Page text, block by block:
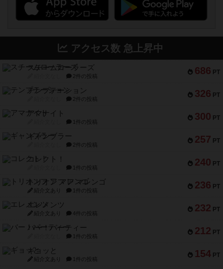
アクセス数 急上昇中
686 PT
スチームローラーズ
2件の投稿
326 PT
テンプテーション
2件の投稿
300 PT
アマナイト
1件の投稿
257 PT
ギャンブラー
2件の投稿
240 PT
コレクト！
1件の投稿
236 PT
トリオンフ ア マレンゴ
紹介文あり 1件の投稿
232 PT
エレメンツ
紹介文あり 4件の投稿
212 PT
バー！パーティー
1件の投稿
154 PT
ギョッと
紹介文あり 1件の投稿